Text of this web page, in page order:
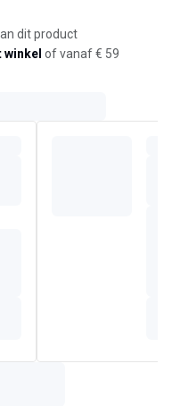
dit product
of vanaf € 59